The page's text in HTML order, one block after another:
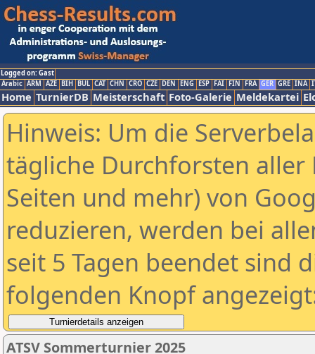
Logged on: Gast
Arabic ARM AZE BIH BUL CAT CHN CRO CZE DEN ENG ESP FAI FIN FRA GER GRE INA
Home TurnierDB Meisterschaft Foto-Galerie Meldekartei
Hinweis: Um die
tägliche Durchforsten aller
Seiten und mehr) von
reduzieren, werden bei
seit 5 Tagen beendet sind
folgenden Knopf
ATSV Sommerturnier 2025